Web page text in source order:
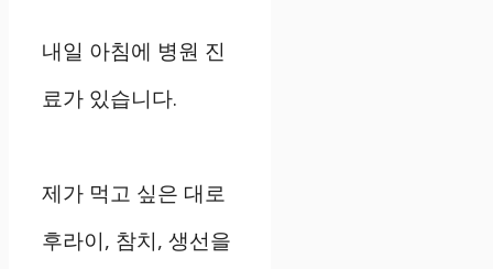
내일 아침에 병원 진
료가 있습니다.
제가 먹고 싶은 대로
후라이, 참치, 생선을